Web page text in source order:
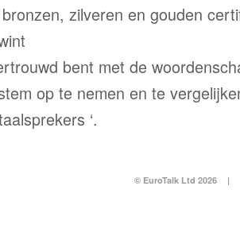
zilveren en gouden
bent met de
op te nemen en te
‘.
© EuroTalk Ltd 2026 |